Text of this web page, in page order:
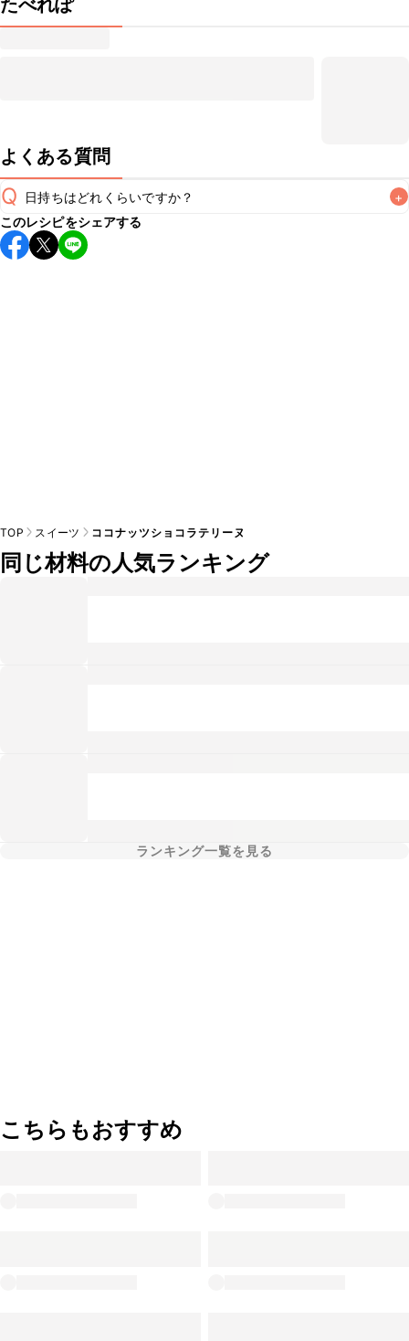
たべれぽ
よくある質問
Q 日持ちはどれくらいですか？ +
保存期間は冷蔵で2~3日が目安です。なるべくお早めにお召
し上がりください。
このレシピをシェアする
TOP スイーツ ココナッツショコラテリーヌ
同じ材料の人気ランキング
ランキング一覧を見る
こちらもおすすめ